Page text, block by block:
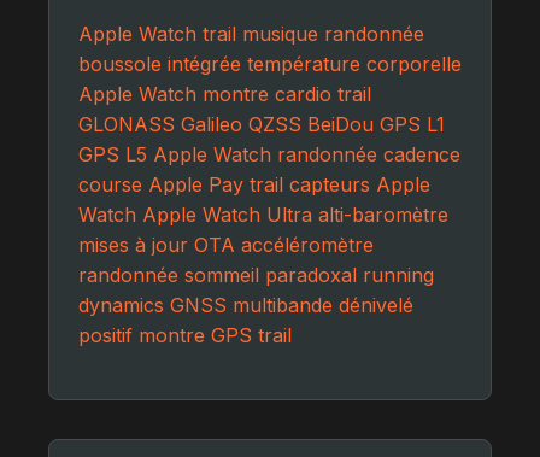
Apple Watch trail musique randonnée
boussole intégrée température corporelle
Apple Watch montre cardio trail
GLONASS Galileo QZSS BeiDou GPS L1
GPS L5 Apple Watch randonnée cadence
course Apple Pay trail capteurs Apple
Watch Apple Watch Ultra alti-baromètre
mises à jour OTA accéléromètre
randonnée sommeil paradoxal running
dynamics GNSS multibande dénivelé
positif montre GPS trail